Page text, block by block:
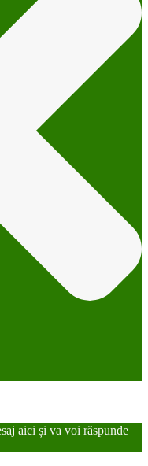
aici și va voi răspunde